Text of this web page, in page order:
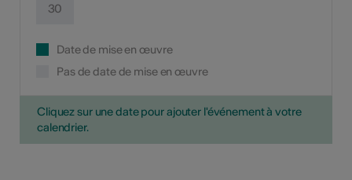
30
Date de mise en œuvre
Pas de date de mise en œuvre
Cliquez sur une date pour ajouter l'événement à votre
calendrier.